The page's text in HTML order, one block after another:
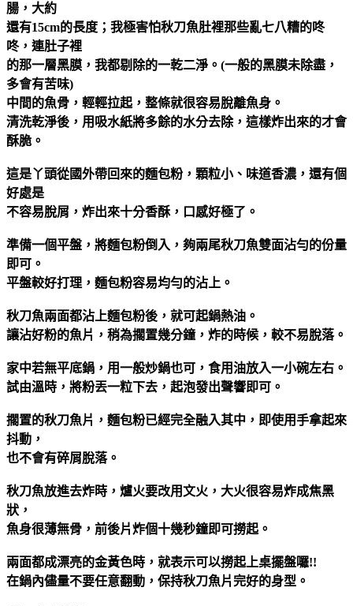
腸，大約
還有15cm的長度；我極害怕秋刀魚肚裡那些亂七八糟的咚
咚，連肚子裡
的那一層黑膜，我都剔除的一乾二淨。(一般的黑膜未除盡，
多會有苦味)
中間的魚骨，輕輕拉起，整條就很容易脫離魚身。
清洗乾淨後，用吸水紙將多餘的水分去除，這樣炸出來的才會
酥脆。
這是丫頭從國外帶回來的麵包粉，顆粒小、味道香濃，還有個
好處是
不容易脫屑，炸出來十分香酥，口感好極了。
準備一個平盤，將麵包粉倒入，夠兩尾秋刀魚雙面沾勻的份量
即可。
平盤較好打理，麵包粉容易均勻的沾上。
秋刀魚兩面都沾上麵包粉後，就可起鍋熱油。
讓沾好粉的魚片，稍為擱置幾分鐘，炸的時候，較不易脫落。
家中若無平底鍋，用一般炒鍋也可，食用油放入一小碗左右。
試由溫時，將粉丟一粒下去，起泡發出聲響即可。
擱置的秋刀魚片，麵包粉已經完全融入其中，即使用手拿起來
抖動，
也不會有碎屑脫落。
秋刀魚放進去炸時，爐火要改用文火，大火很容易炸成焦黑
狀，
魚身很薄無骨，前後片炸個十幾秒鐘即可撈起。
兩面都成漂亮的金黃色時，就表示可以撈起上桌擺盤囉!!
在鍋內儘量不要任意翻動，保持秋刀魚片完好的身型。